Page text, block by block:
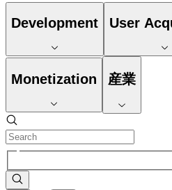
Development User
Monetization 産業